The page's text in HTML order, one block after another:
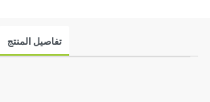
تفاصيل المنتج